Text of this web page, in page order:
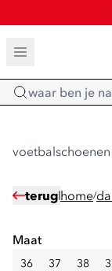
terug home/
Maat
36 37 38